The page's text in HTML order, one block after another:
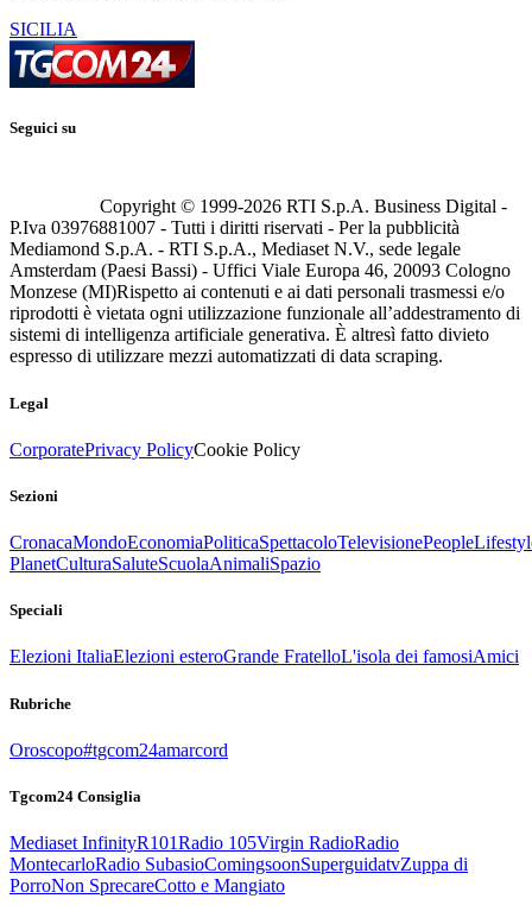
SICILIA
Seguici su
Copyright © 1999-2026 RTI S.p.A. Business Digital -
P.Iva 03976881007 - Tutti i diritti riservati - Per la pubblicità
Mediamond S.p.A. - RTI S.p.A., Mediaset N.V., sede legale
Amsterdam (Paesi Bassi) - Uffici Viale Europa 46, 20093 Cologno
Monzese (MI)Rispetto ai contenuti e ai dati personali trasmessi e/o
riprodotti è vietata ogni utilizzazione funzionale all’addestramento di
sistemi di intelligenza artificiale generativa. È altresì fatto divieto
espresso di utilizzare mezzi automatizzati di data scraping.
Legal
CorporatePrivacy PolicyCookie Policy
Sezioni
CronacaMondoEconomiaPoliticaSpettacoloTelevisionePeople
PlanetCulturaSaluteScuolaAnimaliSpazio
Speciali
Elezioni ItaliaElezioni esteroGrande FratelloL'isola dei famosiAmici
Rubriche
Oroscopo#tgcom24amarcord
Tgcom24 Consiglia
Mediaset InfinityR101Radio 105Virgin RadioRadio
MontecarloRadio SubasioComingsoonSuperguidatvZuppa di
PorroNon SprecareCotto e Mangiato